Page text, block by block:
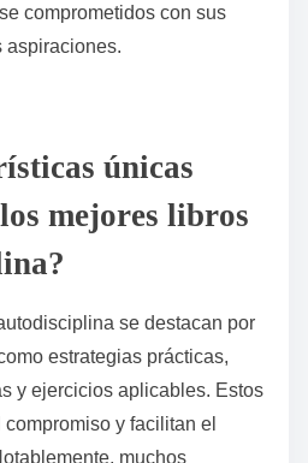
comprometidos con sus
aspiraciones.
únicas
mejores libros